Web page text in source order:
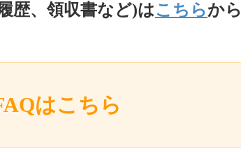
歴、領収書など)はこちらから
はこちら